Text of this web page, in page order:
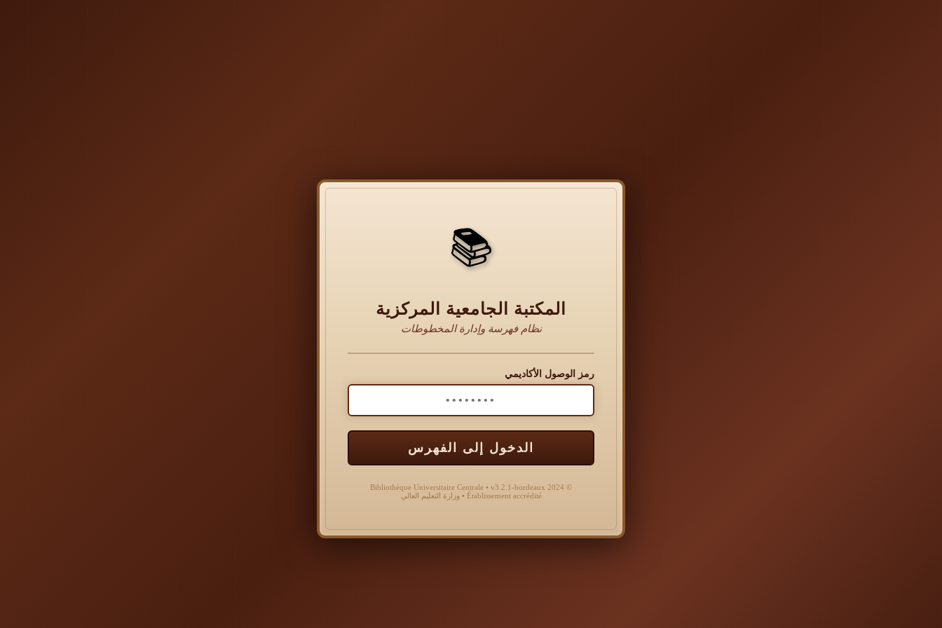
📚
المكتبة الجامعية المركزية
نظام فهرسة وإدارة المخطوطات
رمز الوصول الأكاديمي
الدخول إلى الفهرس
© 2024 Bibliothèque Universitaire Centrale • v3.2.1-bordeaux
Établissement accrédité • وزارة التعليم العالي